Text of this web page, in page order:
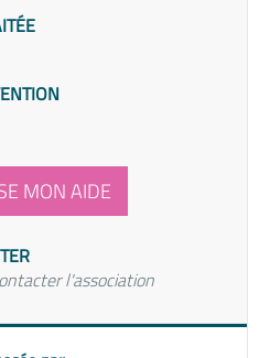
MON AIDE
l'association